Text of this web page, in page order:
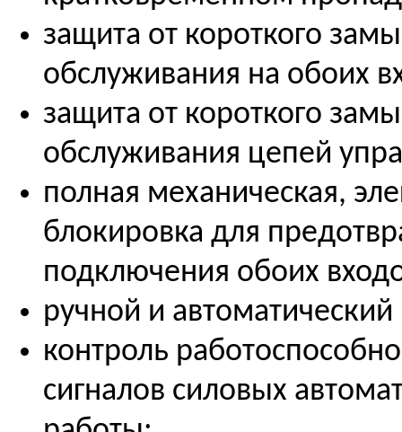
защита от короткого
обслуживания на обоих
защита от короткого
обслуживания цепей
полная механическая,
блокировка для
подключения обоих
ручной и
контроль
сигналов силовых